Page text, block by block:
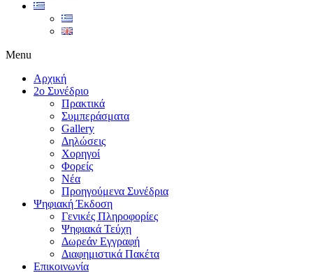
Menu
Αρχική
2ο Συνέδριο
Πρακτικά
Συμπεράσματα
Gallery
Δηλώσεις
Χορηγοί
Φορείς
Νέα
Προηγούμενα Συνέδρια
Ψηφιακή Έκδοση
Γενικές Πληροφορίες
Ψηφιακά Τεύχη
Δωρεάν Εγγραφή
Διαφημιστικά Πακέτα
Επικοινωνία